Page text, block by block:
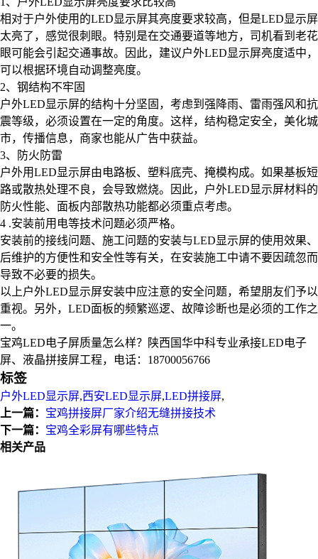
相对于户外使用的LED显示屏其亮度要求较高，但是LED显示屏
太亮了，感觉很刺眼。特别是在交通要道等地方，司机看到老花
眼可能会引起交通事故。因此，建议户外LED显示屏亮度适中，
可以根据环境自动调整亮度。
2、钢结构不牢固
户外LED显示屏的结构十分坚固，考虑到强降雨、雷雨强风和抗
震等级，必须设置在一定的角度。这样，结构稳定安全，美化城
市，传播信息，商家也能从广告中获益。
3、防火防雷
户外用LED显示屏由电路板、塑料底壳、掩模构成。如果基板短
路或散热处理不良，会导致燃烧。因此，户外LED显示屏材料的
防火性能、面板内部散热功能都必须重点考虑。
4 .安装前用电等技术问题必须严格。
安装前的接线问题、施工问题的安装与LED显示屏的使用效果、
后维护的方便性和安全性等有关，在安装施工中请不要因疏忽而
导致不必要的损失。
以上户外LED显示屏安装中应注意的安全问题，希望朋友们予以
重视。另外，LED面板的频繁巡逻、故障诊断也是必须的工作之
一。
宝鸡LED电子屏质量怎么样？陕西国华中科专业承接LED电子
屏、液晶拼接屏工程，电话：18700056766
标签
户外LED显示屏,西安LED显示屏,LED拼接屏,
上一篇： 宝鸡拼接屏厂家介绍无缝拼接技术
下一篇： 宝鸡全彩屏有哪些特点
相关产品